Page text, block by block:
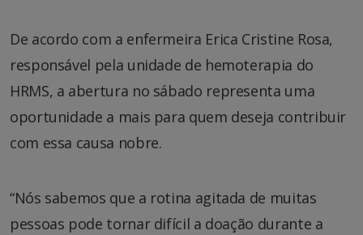
De acordo com a enfermeira Erica Cristine Rosa,
responsável pela unidade de hemoterapia do
HRMS, a abertura no sábado representa uma
oportunidade a mais para quem deseja contribuir
com essa causa nobre.
“Nós sabemos que a rotina agitada de muitas
pessoas pode tornar difícil a doação durante a